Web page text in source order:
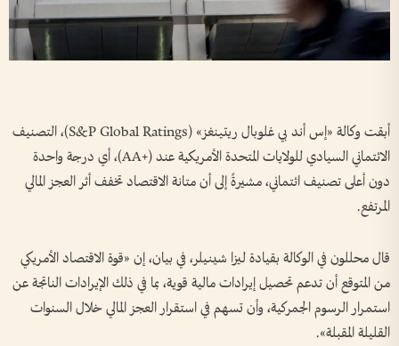
أبقت وكالة «إس أند بي غلوبال ريتينغز» (S&P Global Ratings)، التصنيف
الائتماني السيادي للولايات المتحدة الأمريكية عند (+AA)، أي درجة واحدة
دون أعلى تصنيف ائتماني، مشيرةً إلى أن متانة الاقتصاد تخفف أثر العجز المالي
المرتفع.
قال محللون في الوكالة بقيادة ليزا شينيلر، في بيان، إن «قوة الاقتصاد الأمريكي
من المتوقع أن تدعم تحصيل إيرادات مالية قوية، بما في ذلك الإيرادات الناتجة عن
استمرار الرسوم الجمركية، وأن تسهم في استقرار العجز المالي خلال السنوات
القليلة المقبلة».